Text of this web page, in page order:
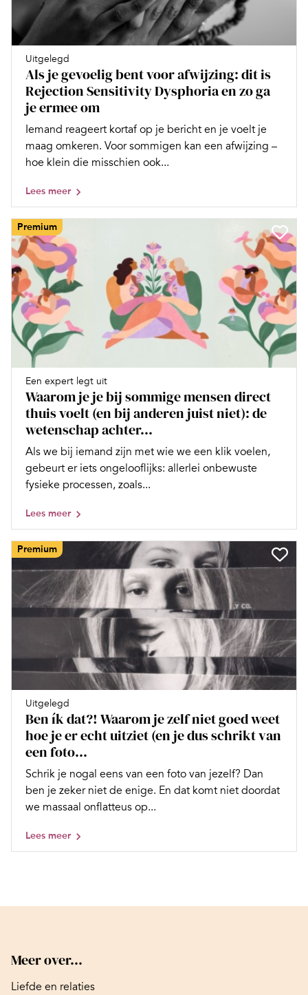
Uitgelegd
Als je gevoelig bent voor afwijzing: dit is
Rejection Sensitivity Dysphoria en zo ga
je ermee om
Iemand reageert kortaf op je bericht en je voelt je
maag omkeren. Voor sommigen kan een afwijzing –
hoe klein die misschien ook...
Lees meer
Premium
Een expert legt uit
Waarom je je bij sommige mensen direct
thuis voelt (en bij anderen juist niet): de
wetenschap achter...
Als we bij iemand zijn met wie we een klik voelen,
gebeurt er iets ongelooflijks: allerlei onbewuste
fysieke processen, zoals...
Lees meer
Premium
Uitgelegd
Ben ík dat?! Waarom je zelf niet goed weet
hoe je er echt uitziet (en je dus schrikt van
een foto...
Schrik je nogal eens van een foto van jezelf? Dan
ben je zeker niet de enige. En dat komt niet doordat
we massaal onflatteus op...
Lees meer
Meer over...
Liefde en relaties